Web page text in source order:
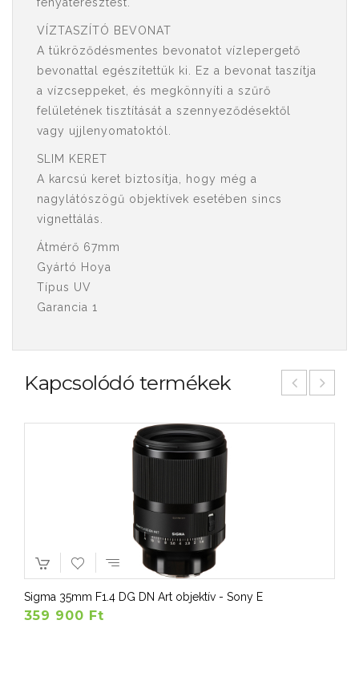
VÍZTASZÍTÓ BEVONAT
A tükröződésmentes bevonatot vízlepergető
bevonattal egészítettük ki. Ez a bevonat taszítja
a vízcseppeket, és megkönnyíti a szűrő
felületének tisztítását a szennyeződésektől
vagy ujjlenyomatoktól.
SLIM KERET
A karcsú keret biztosítja, hogy még a
nagylátószögű objektívek esetében sincs
vignettálás.
Átmérő 67mm
Gyártó Hoya
Típus UV
Garancia 1
Kapcsolódó termékek
Sigma 35mm F1.4 DG DN Art objektív - Sony E
359 900 Ft